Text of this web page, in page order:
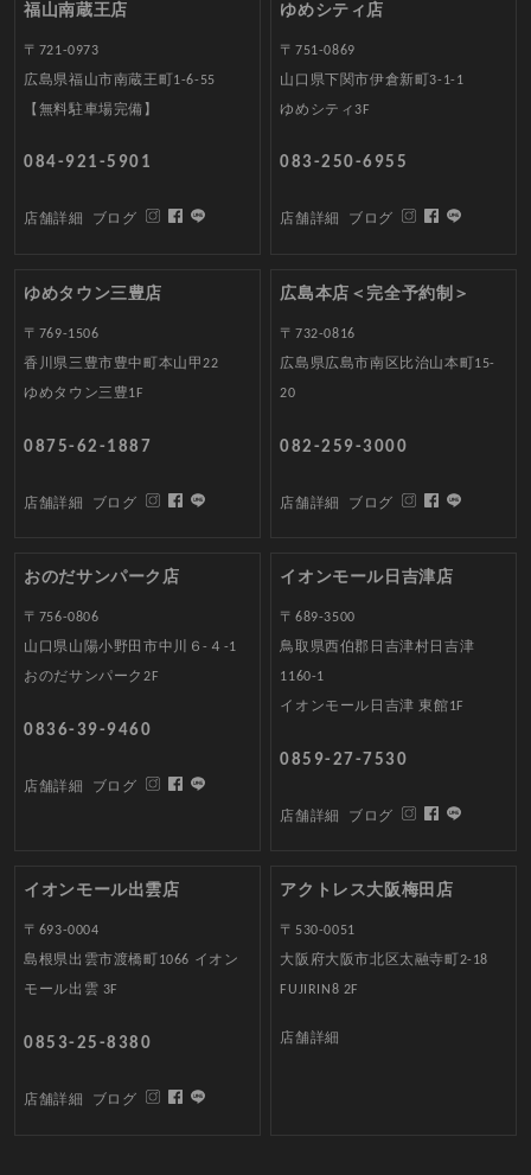
福山南蔵王店
〒721-0973
広島県福山市南蔵王町1-6-55
【無料駐車場完備】
084-921-5901
店舗詳細 ブログ
ゆめシティ店
〒751-0869
山口県下関市伊倉新町3-1-1
ゆめシティ3F
083-250-6955
店舗詳細 ブログ
ゆめタウン三豊店
〒769-1506
香川県三豊市豊中町本山甲22
ゆめタウン三豊1F
0875-62-1887
店舗詳細 ブログ
広島本店＜完全予約制＞
〒732-0816
広島県広島市南区比治山本町15-
20
082-259-3000
店舗詳細 ブログ
おのだサンパーク店
〒756-0806
山口県山陽小野田市中川６-４-1
おのだサンパーク2F
0836-39-9460
店舗詳細 ブログ
イオンモール日吉津店
〒689-3500
鳥取県西伯郡日吉津村日吉津
1160-1
イオンモール日吉津 東館1F
0859-27-7530
店舗詳細 ブログ
イオンモール出雲店
〒693-0004
島根県出雲市渡橋町1066 イオン
モール出雲 3F
0853-25-8380
店舗詳細 ブログ
アクトレス大阪梅田店
〒530-0051
大阪府大阪市北区太融寺町2-18
FUJIRIN8 2F
店舗詳細